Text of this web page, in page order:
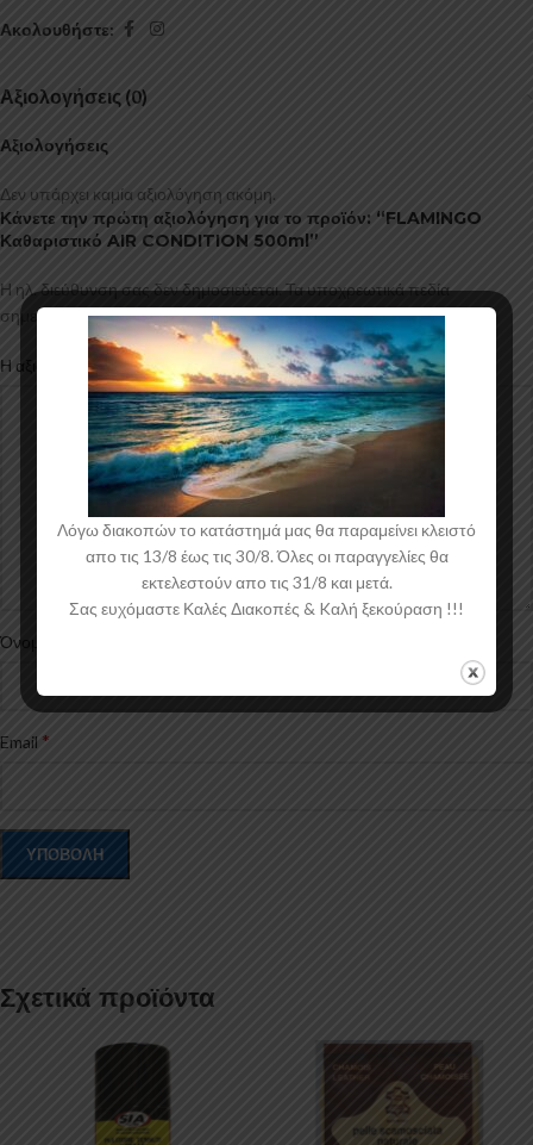
Ακολουθήστε:
Αξιολογήσεις (0)
Αξιολογήσεις
Δεν υπάρχει καμία αξιολόγηση ακόμη.
Κάνετε την πρώτη αξιολόγηση για το προϊόν: “FLAMINGO
Καθαριστικό AIR CONDITION 500ml”
Η ηλ. διεύθυνση σας δεν δημοσιεύεται.Τα υποχρεωτικά πεδία
σημειώνονται με*
Η αξιολόγησή σας*
Όνομα
Email *
Σχετικά προϊόντα
Λόγω διακοπών το κατάστημά μας θα παραμείνει κλειστό
απο τις 13/8 έως τις 30/8. Όλες οι παραγγελίες θα
εκτελεστούν απο τις 31/8 και μετά.
Σας ευχόμαστε Καλές Διακοπές & Kαλή ξεκούραση !!!